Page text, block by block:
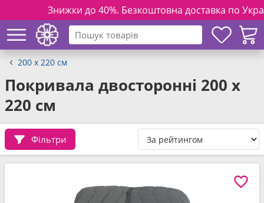
Знижки до 40%. Безкоштовна доставка по
200 x 220 см
Покривала двосторонні 200 x
220 см
Фільтри